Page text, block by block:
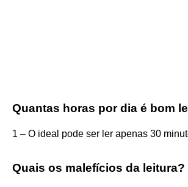
Quantas horas por dia é bom
1 – O ideal pode ser ler apenas 30
Quais os malefícios da leitura?